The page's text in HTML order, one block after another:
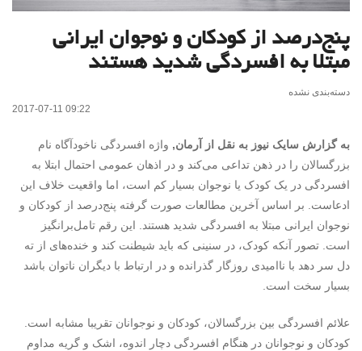
پنج‌درصد از کودکان و نوجوان ایرانی
مبتلا به افسردگی شدید هستند
دسته‌بندی نشده
2017-07-11 09:22
به گزارش سایک نیوز به نقل از آرمان, واژه افسردگی ناخودآگاه نام
بزرگسالان را در ذهن تداعی می‌کند و در اذهان عمومی احتمال ابتلا به
افسردگی در یک کودک یا نوجوان بسیار کم است، اما واقعیت خلاف این
ادعاست. بر اساس آخرین مطالعات صورت گرفته پنج‌درصد از کودکان و
نوجوان ایرانی مبتلا به افسردگی شدید هستند. این رقم تامل‌برانگیز
است. تصور آنکه کودک، در سنینی که باید شیطنت‌ کند و خنده‌های از ته
دل سر دهد با ناامیدی روزگار گذرانده و در ارتباط با دیگران ناتوان باشد
بسیار سخت است.
علائم افسردگی بین بزرگسالان، کودکان و نوجوانان تقریبا مشابه است.
کودکان و نوجوانان در هنگام افسردگی دچار اندوه، اشک و گریه مداوم